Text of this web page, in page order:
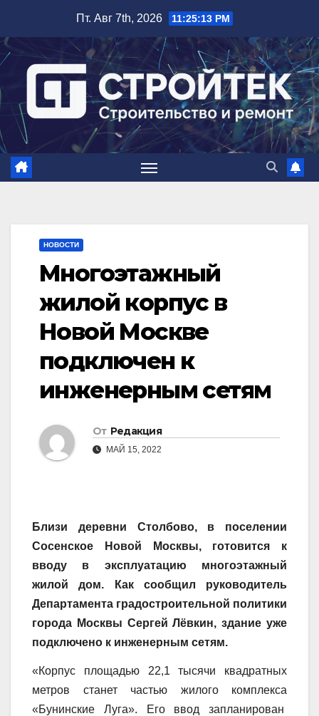
содержимому
Пт. Авг 7th, 2026 11:25:14 PM
НОВОСТИ
Многоэтажный
жилой корпус в
Новой Москве
подключен к
инженерным сетям
От Редакция
МАЙ 15, 2022
Близи деревни Столбово, в поселении
Сосенское Новой Москвы, готовится к
вводу в эксплуатацию многоэтажный
жилой дом. Как сообщил руководитель
Департамента градостроительной политики
города Москвы Сергей Лёвкин, здание уже
подключено к инженерным сетям.
«Корпус площадью 22,1 тысячи квадратных
метров станет частью жилого комплекса
«Бунинские Луга». Его ввод запланирован